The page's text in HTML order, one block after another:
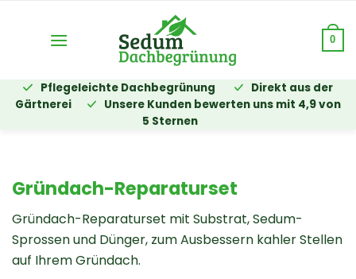
springen
0
Pflegeleichte Dachbegrünung
Direkt aus der
Gärtnerei
Unsere Kunden bewerten uns mit 4,9 von
5 Sternen
Gründach-Reparaturset
Gründach-Reparaturset mit Substrat, Sedum-
Sprossen und Dünger, zum Ausbessern kahler Stellen
auf Ihrem Gründach.